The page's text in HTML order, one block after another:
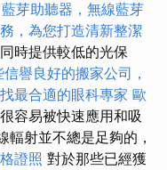
藍芽助聽器，無線藍芽
，為您打造清新整潔
時提供較低的光保
譽良好的搬家公司，
最合適的眼科專家 歐
容易被快速應用和吸
射並不總是足夠的，
證照 對於那些已經獲